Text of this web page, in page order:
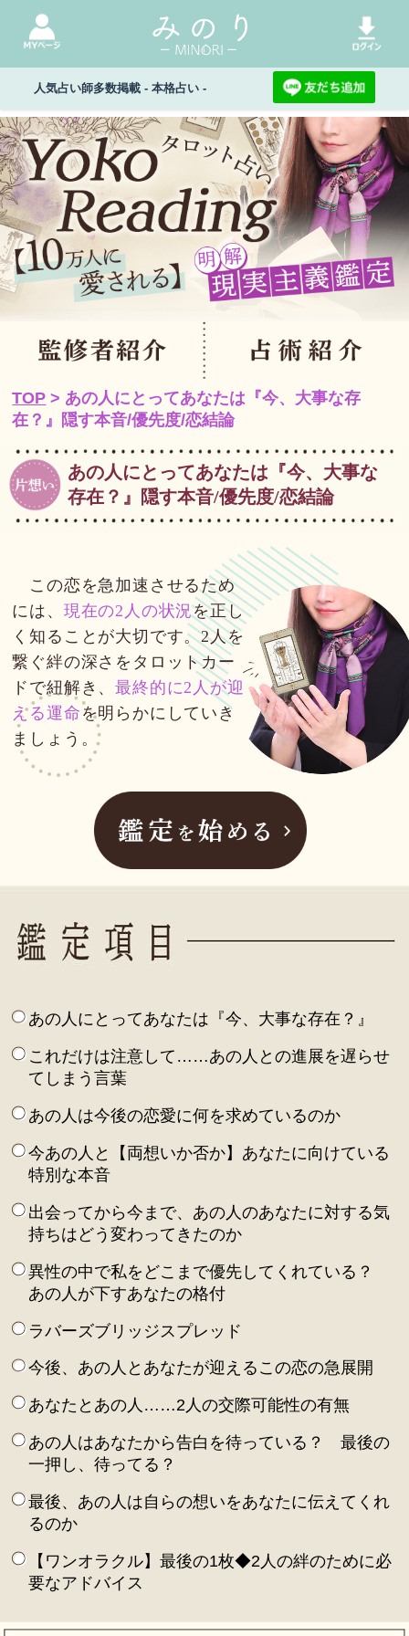
人気占い師多数掲載 - 本格占い -
TOP > あの人にとってあなたは『今、大事な存
在？』隠す本音/優先度/恋結論
あの人にとってあなたは『今、大事な
存在？』隠す本音/優先度/恋結論
この恋を急加速させるため
には、 現在の2人の状況を正し
く知ることが大切です。2人を
繋ぐ絆の深さをタロットカー
ドで紐解き、最終的に2人が迎
える運命 を明らかにしていき
ましょう。
あの人にとってあなたは『今、大事な存在？』
これだけは注意して……あの人との進展を遅らせ
てしまう言葉
あの人は今後の恋愛に何を求めているのか
今あの人と【両想いか否か】あなたに向けている
特別な本音
出会ってから今まで、あの人のあなたに対する気
持ちはどう変わってきたのか
異性の中で私をどこまで優先してくれている？
あの人が下すあなたの格付
ラバーズブリッジスプレッド
今後、あの人とあなたが迎えるこの恋の急展開
あなたとあの人……2人の交際可能性の有無
あの人はあなたから告白を待っている？ 最後の
一押し、待ってる？
最後、あの人は自らの想いをあなたに伝えてくれ
るのか
【ワンオラクル】最後の1枚◆2人の絆のために必
要なアドバイス